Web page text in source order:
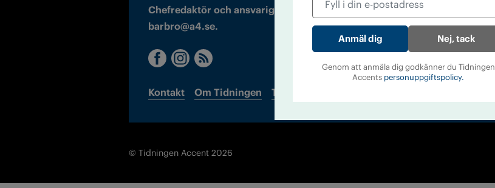
Chefredaktör och ansvarig utgivare: Barbro Janson Lundkvist,
barbro@a4.se.
Kontakt Om Tidningen Tidningsarkiv
© Tidningen Accent 2026
Nej, tack
Genom att anmäla dig godkänner du Tidningen
Accents personuppgiftspolicy.